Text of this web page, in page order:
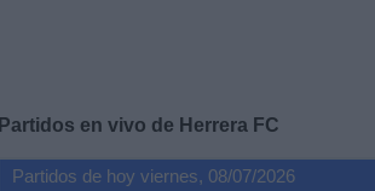
Partidos en vivo de Herrera FC
Partidos de hoy viernes, 08/07/2026